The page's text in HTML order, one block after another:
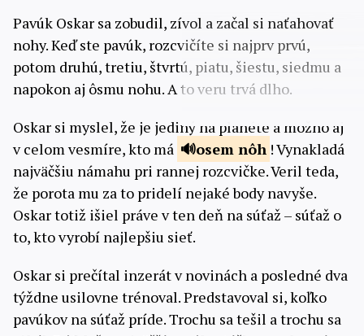
Pavúk Oskar sa zobudil, zívol a začal si naťahovať
nohy. Keď ste pavúk, rozcvičíte si najprv prvú,
potom druhú, tretiu, štvrtú, piatu, šiestu, siedmu a
napokon aj ôsmu nohu. A to veru trvá dlho.
Oskar si myslel, že je jediný na planéte a možno aj
v celom vesmíre, kto má
osem nôh ! Vynakladá
najväčšiu námahu pri rannej rozcvičke. Veril teda,
že porota mu za to pridelí nejaké body navyše.
Oskar totiž išiel práve v ten deň na súťaž – súťaž o
to, kto vyrobí najlepšiu sieť.
Oskar si prečítal inzerát v novinách a posledné dva
týždne usilovne trénoval. Predstavoval si, koľko
pavúkov na súťaž príde. Trochu sa tešil a trochu sa